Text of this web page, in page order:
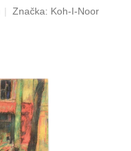
Značka: Koh-I-Noor